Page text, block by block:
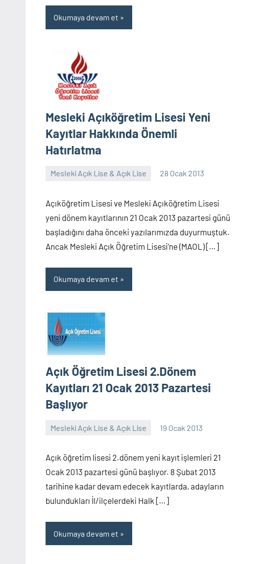
Okumaya devam et
Mesleki Açıköğretim Lisesi Yeni
Kayıtlar Hakkında Önemli
Hatırlatma
Mesleki Açık Lise & Açık Lise 28 Ocak 2013
alperturkoglu
Açıköğretim Lisesi ve Mesleki Açıköğretim Lisesi
yeni dönem kayıtlarının 21 Ocak 2013 pazartesi günü
başladığını daha önceki yazılarımızda duyurmuştuk.
Ancak Mesleki Açık Öğretim Lisesi’ne (MAOL) […]
Okumaya devam et
Açık Öğretim Lisesi 2.Dönem
Kayıtları 21 Ocak 2013 Pazartesi
Başlıyor
Mesleki Açık Lise & Açık Lise 19 Ocak 2013
alperturkoglu
Açık öğretim lisesi 2.dönem yeni kayıt işlemleri 21
Ocak 2013 pazartesi günü başlıyor. 8 Şubat 2013
tarihine kadar devam edecek kayıtlarda, adayların
bulundukları İl/ilçelerdeki Halk […]
Okumaya devam et